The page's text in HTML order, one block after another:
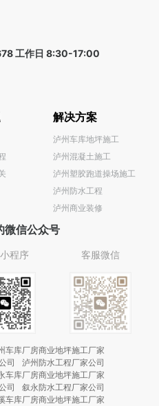
工作日 8:30-17:00
解决方案
泸州车库地坪施工
泸州混凝土施工
泸州塑胶跑道操场施工
泸州防水工程
泸州商业装修
微信公众号
程序 客服微信
车库厂房商业地坪施工厂家
司
泸州防水工程厂家公司
车库厂房商业地坪施工厂家
司
叙永防水工程厂家公司
车库厂房商业地坪施工厂家